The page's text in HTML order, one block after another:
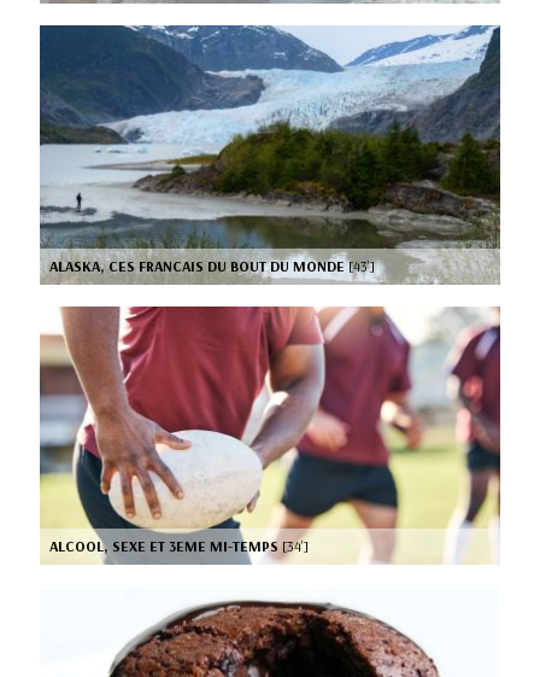
ALASKA, CES FRANCAIS DU BOUT DU MONDE[43’]
ALCOOL, SEXE ET 3EME MI-TEMPS [34’]